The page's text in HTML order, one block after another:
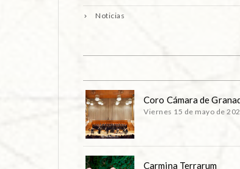
Noticias
Coro Cámara de
Viernes 15 de mayo de
Carmina Terrarum